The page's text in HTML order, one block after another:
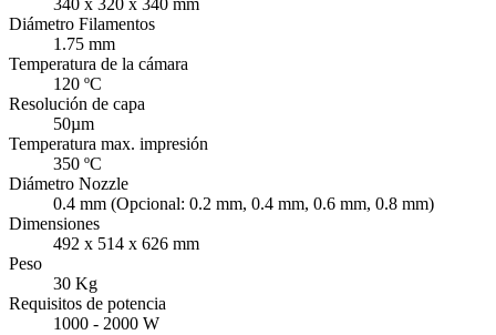
340 x 320 x 340 mm
Diámetro Filamentos
1.75 mm
Temperatura de la cámara
120 ºC
Resolución de capa
50µm
Temperatura max. impresión
350 ºC
Diámetro Nozzle
0.4 mm (Opcional: 0.2 mm, 0.4 mm, 0.6 mm, 0.8 mm)
Dimensiones
492 x 514 x 626 mm
Peso
30 Kg
Requisitos de potencia
1000 - 2000 W